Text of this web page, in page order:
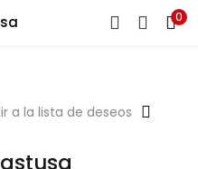
0
a la lista de deseos
iniciar sesión.